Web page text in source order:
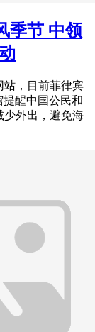
季节 中领
站，目前菲律宾
提醒中国公民和
少外出，避免海